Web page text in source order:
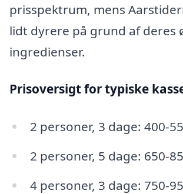
prisspektrum, mens
lidt dyrere på grund af deres
ingredienser.
Prisoversigt for typiske
2 personer, 3 dage: 400-
2 personer, 5 dage: 650-
4 personer, 3 dage: 750-